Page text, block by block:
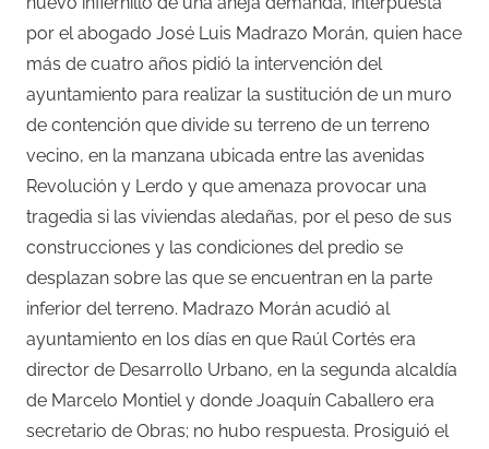
por el abogado José Luis Madrazo Morán, quien hace
más de cuatro años pidió la intervención del
ayuntamiento para realizar la sustitución de un muro
de contención que divide su terreno de un terreno
vecino, en la manzana ubicada entre las avenidas
Revolución y Lerdo y que amenaza provocar una
tragedia si las viviendas aledañas, por el peso de sus
construcciones y las condiciones del predio se
desplazan sobre las que se encuentran en la parte
inferior del terreno. Madrazo Morán acudió al
ayuntamiento en los días en que Raúl Cortés era
director de Desarrollo Urbano, en la segunda alcaldía
de Marcelo Montiel y donde Joaquín Caballero era
secretario de Obras; no hubo respuesta. Prosiguió el